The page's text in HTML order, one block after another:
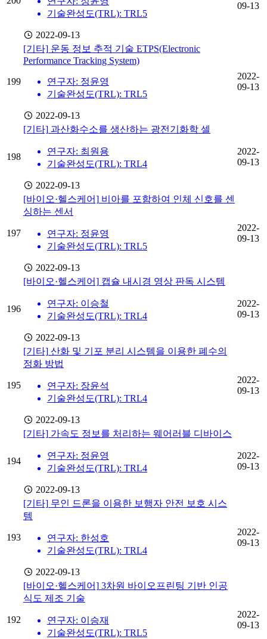
기술완성도(TRL): TRL5
2022-09-13
09-13
199
[기타] 운동 정보 추적 기술 ETPS(Electronic
Performance Tracking System)
연구자: 정윤영
기술완성도(TRL): TRL5
2022-09-13
2022-
09-13
198
[기타] 과산화수소를 생산하는 광전기화학 셀
연구자: 최원용
기술완성도(TRL): TRL4
2022-09-13
2022-
09-13
197
[바이오·헬스케어] 비아를 포함하여 인체 신호를 센
싱하는 센서
연구자: 정윤영
기술완성도(TRL): TRL5
2022-09-13
2022-
09-13
196
[바이오·헬스케어] 캡슐 내시경 영상 판독 시스템
연구자: 이승철
기술완성도(TRL): TRL4
2022-09-13
2022-
09-13
195
[기타] 산화 및 기포 분리 시스템을 이용한 폐수의
정화 방법
연구자: 장윤석
기술완성도(TRL): TRL4
2022-09-13
2022-
09-13
194
[기타] 가속도 정보를 처리하는 웨어러블 디바이스
연구자: 정윤영
기술완성도(TRL): TRL4
2022-09-13
2022-
09-13
193
[기타] 무인 드론을 이용한 보행자 안전 보호 시스
템
연구자: 한성호
기술완성도(TRL): TRL4
2022-09-13
2022-
09-13
192
[바이오·헬스케어] 3차원 바이오프린팅 기반 인공
식도 제조 기술
연구자: 이승재
기술완성도(TRL): TRL5
2022-
09-13